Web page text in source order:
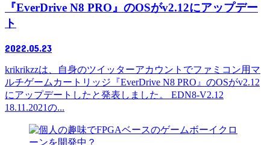
『EverDrive N8 PRO』のOSがv2.12にアップデー
ト
2022.05.23
krikrikzzは、自身のツイッターアカウントでファミコン用マ
ルチゲームカートリッジ『EverDrive N8 PRO』のOSがv2.12
にアップデートしたと発表しました。 EDN8-V2.12
18.11.2021の...